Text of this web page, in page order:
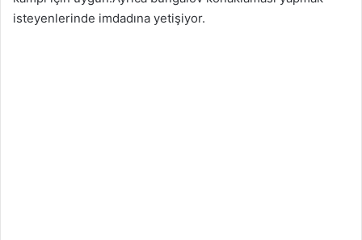
isteyenlerinde imdadına yetişiyor.